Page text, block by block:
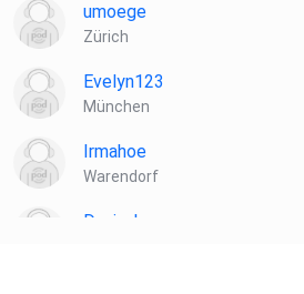
umoege
Zürich
Evelyn123
München
Irmahoe
Warendorf
Danisahne